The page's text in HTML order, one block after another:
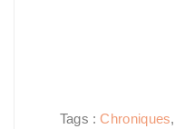
Tags :Chroniques,